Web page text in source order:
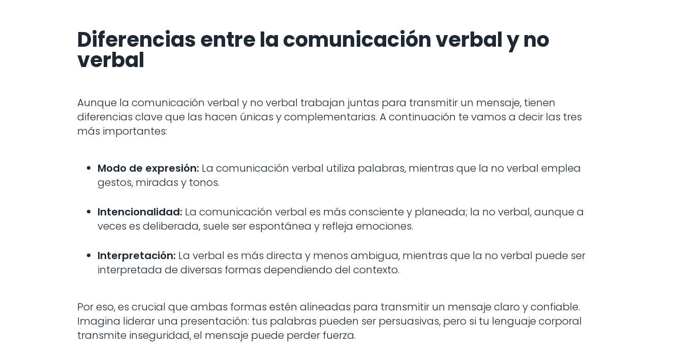
Diferencias entre la comunicación verbal y no
verbal
Aunque la comunicación verbal y no verbal trabajan juntas para transmitir un mensaje, tienen
diferencias clave que las hacen únicas y complementarias. A continuación te vamos a decir las tres
más importantes:
Modo de expresión: La comunicación verbal utiliza palabras, mientras que la no verbal emplea
gestos, miradas y tonos.
Intencionalidad: La comunicación verbal es más consciente y planeada; la no verbal, aunque a
veces es deliberada, suele ser espontánea y refleja emociones.
Interpretación: La verbal es más directa y menos ambigua, mientras que la no verbal puede ser
interpretada de diversas formas dependiendo del contexto.
Por eso, es crucial que ambas formas estén alineadas para transmitir un mensaje claro y confiable.
Imagina liderar una presentación: tus palabras pueden ser persuasivas, pero si tu lenguaje corporal
transmite inseguridad, el mensaje puede perder fuerza.